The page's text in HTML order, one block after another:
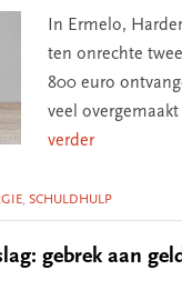
In Ermelo,
ten onrechte
800 euro
veel
verder
, SCHULDHULP
gebrek aan